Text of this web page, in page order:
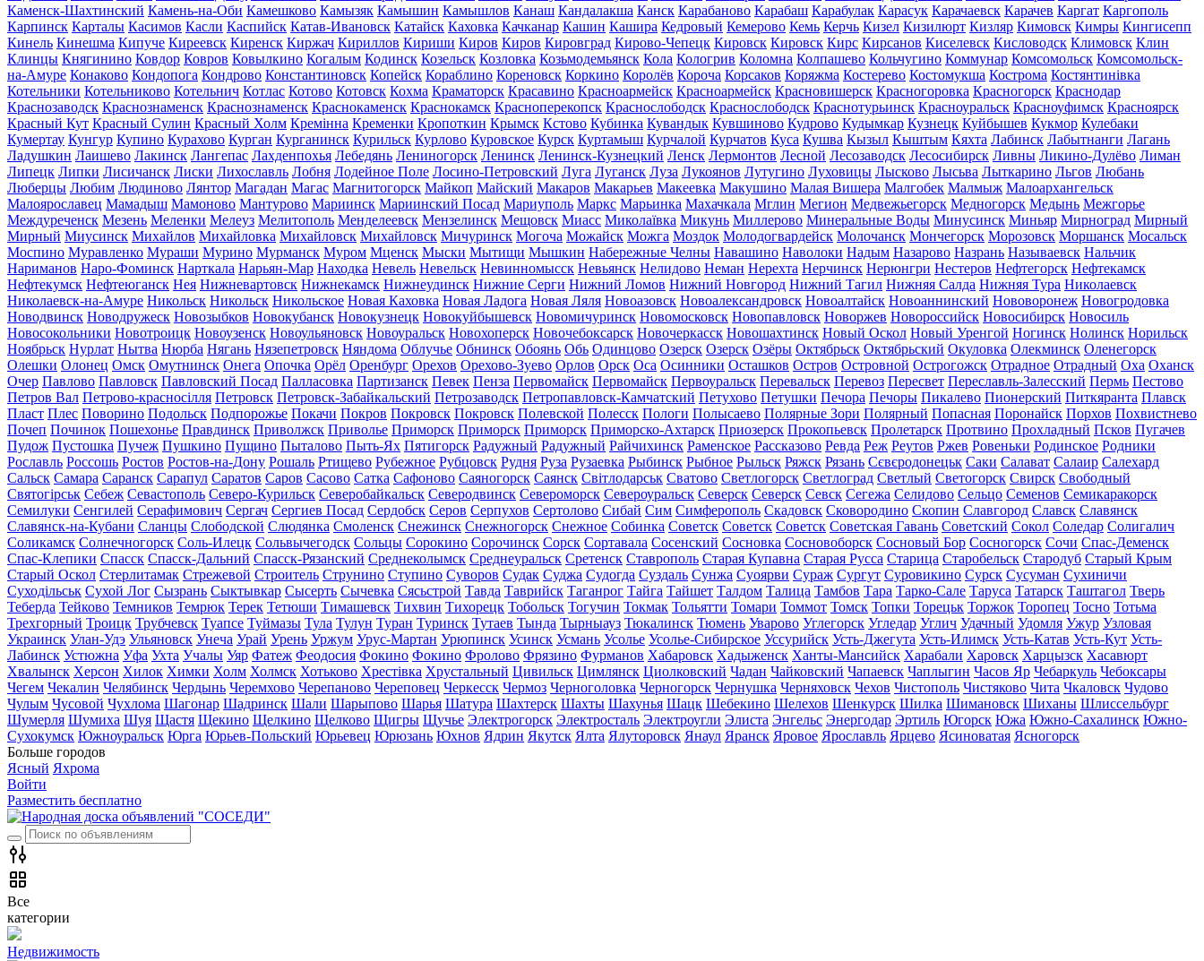
Каменск-Шахтинский Камень-на-Оби Камешково Камызяк Камышин Камышлов Канаш Кандалакша Канск Карабаново Карабаш Карабулак Карасук Карачаевск Карачев Каргат Каргополь
Карпинск Карталы Касимов Касли Каспийск Катав-Ивановск Катайск Каховка Качканар Кашин Кашира Кедровый Кемерово Кемь Керчь Кизел Кизилюрт Кизляр Кимовск Кимры Кингисепп
Кинель Кинешма Кипуче Киреевск Киренск Киржач Кириллов Кириши Киров Киров Кировград Кирово-Чепецк Кировск Кировск Кирс Кирсанов Киселевск Кисловодск Климовск Клин
Клинцы Княгинино Ковдор Ковров Ковылкино Когалым Кодинск Козельск Козловка Козьмодемьянск Кола Кологрив Коломна Колпашево Кольчугино Коммунар Комсомольск Комсомольск-
на-Амуре Конаково Кондопога Кондрово Константиновск Копейск Кораблино Кореновск Коркино Королёв Короча Корсаков Коряжма Костерево Костомукша Кострома Костянтинівка
Котельники Котельниково Котельнич Котлас Котово Котовск Кохма Краматорск Красавино Красноармейск Красноармейск Красновишерск Красногоровка Красногорск Краснодар
Краснозаводск Краснознаменск Краснознаменск Краснокаменск Краснокамск Красноперекопск Краснослободск Краснослободск Краснотурьинск Красноуральск Красноуфимск Красноярск
Красный Кут Красный Сулин Красный Холм Кремінна Кременки Кропоткин Крымск Кстово Кубинка Кувандык Кувшиново Кудрово Кудымкар Кузнецк Куйбышев Кукмор Кулебаки
Кумертау Кунгур Купино Курахово Курган Курганинск Курильск Курлово Куровское Курск Куртамыш Курчалой Курчатов Куса Кушва Кызыл Кыштым Кяхта Лабинск Лабытнанги Лагань
Ладушкин Лаишево Лакинск Лангепас Лахденпохья Лебедянь Лениногорск Ленинск Ленинск-Кузнецкий Ленск Лермонтов Лесной Лесозаводск Лесосибирск Ливны Ликино-Дулёво Лиман
Липецк Липки Лисичанск Лиски Лихославль Лобня Лодейное Поле Лосино-Петровский Луга Луганск Луза Лукоянов Лутугино Луховицы Лысково Лысьва Лыткарино Льгов Любань
Люберцы Любим Людиново Лянтор Магадан Магас Магнитогорск Майкоп Майский Макаров Макарьев Макеевка Макушино Малая Вишера Малгобек Малмыж Малоархангельск
Малоярославец Мамадыш Мамоново Мантурово Мариинск Мариинский Посад Мариуполь Маркс Марьинка Махачкала Мглин Мегион Медвежьегорск Медногорск Медынь Межгорье
Междуреченск Мезень Меленки Мелеуз Мелитополь Менделеевск Мензелинск Мещовск Миасс Миколаївка Микунь Миллерово Минеральные Воды Минусинск Миньяр Мирноград Мирный
Мирный Миусинск Михайлов Михайловка Михайловск Михайловск Мичуринск Могоча Можайск Можга Моздок Молодогвардейск Молочанск Мончегорск Морозовск Моршанск Мосальск
Моспино Муравленко Мураши Мурино Мурманск Муром Мценск Мыски Мытищи Мышкин Набережные Челны Навашино Наволоки Надым Назарово Назрань Называевск Нальчик
Нариманов Наро-Фоминск Нарткала Нарьян-Мар Находка Невель Невельск Невинномысск Невьянск Нелидово Неман Нерехта Нерчинск Нерюнгри Нестеров Нефтегорск Нефтекамск
Нефтекумск Нефтеюганск Нея Нижневартовск Нижнекамск Нижнеудинск Нижние Серги Нижний Ломов Нижний Новгород Нижний Тагил Нижняя Салда Нижняя Тура Николаевск
Николаевск-на-Амуре Никольск Никольск Никольское Новая Каховка Новая Ладога Новая Ляля Новоазовск Новоалександровск Новоалтайск Новоаннинский Нововоронеж Новогродовка
Новодвинск Новодружеск Новозыбков Новокубанск Новокузнецк Новокуйбышевск Новомичуринск Новомосковск Новопавловск Новоржев Новороссийск Новосибирск Новосиль
Новосокольники Новотроицк Новоузенск Новоульяновск Новоуральск Новохоперск Новочебоксарск Новочеркасск Новошахтинск Новый Оскол Новый Уренгой Ногинск Нолинск Норильск
Ноябрьск Нурлат Нытва Нюрба Нягань Нязепетровск Няндома Облучье Обнинск Обоянь Обь Одинцово Озерск Озерск Озёры Октябрьск Октябрьский Окуловка Олекминск Оленегорск
Олешки Олонец Омск Омутнинск Онега Опочка Орёл Оренбург Орехов Орехово-Зуево Орлов Орск Оса Осинники Осташков Остров Островной Острогожск Отрадное Отрадный Оха Оханск
Очер Павлово Павловск Павловский Посад Палласовка Партизанск Певек Пенза Первомайск Первомайск Первоуральск Перевальск Перевоз Пересвет Переславль-Залесский Пермь Пестово
Петров Вал Петрово-красносілля Петровск Петровск-Забайкальский Петрозаводск Петропавловск-Камчатский Петухово Петушки Печора Печоры Пикалево Пионерский Питкяранта Плавск
Пласт Плес Поворино Подольск Подпорожье Покачи Покров Покровск Покровск Полевской Полесск Пологи Полысаево Полярные Зори Полярный Попасная Поронайск Порхов Похвистнево
Почеп Починок Пошехонье Правдинск Приволжск Приволье Приморск Приморск Приморск Приморско-Ахтарск Приозерск Прокопьевск Пролетарск Протвино Прохладный Псков Пугачев
Пудож Пустошка Пучеж Пушкино Пущино Пыталово Пыть-Ях Пятигорск Радужный Радужный Райчихинск Раменское Рассказово Ревда Реж Реутов Ржев Ровеньки Родинское Родники
Рославль Россошь Ростов Ростов-на-Дону Рошаль Ртищево Рубежное Рубцовск Рудня Руза Рузаевка Рыбинск Рыбное Рыльск Ряжск Рязань Сєвєродонецьк Саки Салават Салаир Салехард
Сальск Самара Саранск Сарапул Саратов Саров Сасово Сатка Сафоново Саяногорск Саянск Світлодарськ Сватово Светлогорск Светлоград Светлый Светогорск Свирск Свободный
Святогірськ Себеж Севастополь Северо-Курильск Северобайкальск Северодвинск Североморск Североуральск Северск Северск Севск Сегежа Селидово Сельцо Семенов Семикаракорск
Семилуки Сенгилей Серафимович Сергач Сергиев Посад Сердобск Серов Серпухов Сертолово Сибай Сим Симферополь Скадовск Сковородино Скопин Славгород Славск Славянск
Славянск-на-Кубани Сланцы Слободской Слюдянка Смоленск Снежинск Снежногорск Снежное Собинка Советск Советск Советск Советская Гавань Советский Сокол Соледар Солигалич
Соликамск Солнечногорск Соль-Илецк Сольвычегодск Сольцы Сорокино Сорочинск Сорск Сортавала Сосенский Сосновка Сосновоборск Сосновый Бор Сосногорск Сочи Спас-Деменск
Спас-Клепики Спасск Спасск-Дальний Спасск-Рязанский Среднеколымск Среднеуральск Сретенск Ставрополь Старая Купавна Старая Русса Старица Старобельск Стародуб Старый Крым
Старый Оскол Стерлитамак Стрежевой Строитель Струнино Ступино Суворов Судак Суджа Судогда Суздаль Сунжа Суоярви Сураж Сургут Суровикино Сурск Сусуман Сухиничи
Суходільськ Сухой Лог Сызрань Сыктывкар Сысерть Сычевка Сясьстрой Тавда Таврийск Таганрог Тайга Тайшет Талдом Талица Тамбов Тара Тарко-Сале Таруса Татарск Таштагол Тверь
Теберда Тейково Темников Темрюк Терек Тетюши Тимашевск Тихвин Тихорецк Тобольск Тогучин Токмак Тольятти Томари Томмот Томск Топки Торецьк Торжок Торопец Тосно Тотьма
Трехгорный Троицк Трубчевск Туапсе Туймазы Тула Тулун Туран Туринск Тутаев Тында Тырныауз Тюкалинск Тюмень Уварово Углегорск Угледар Углич Удачный Удомля Ужур Узловая
Украинск Улан-Удэ Ульяновск Унеча Урай Урень Уржум Урус-Мартан Урюпинск Усинск Усмань Усолье Усолье-Сибирское Уссурийск Усть-Джегута Усть-Илимск Усть-Катав Усть-Кут Усть-
Лабинск Устюжна Уфа Ухта Учалы Уяр Фатеж Феодосия Фокино Фокино Фролово Фрязино Фурманов Хабаровск Хадыженск Ханты-Мансийск Харабали Харовск Харцызск Хасавюрт
Хвалынск Херсон Хилок Химки Холм Холмск Хотьково Хрестівка Хрустальный Цивильск Цимлянск Циолковский Чадан Чайковский Чапаевск Чаплыгин Часов Яр Чебаркуль Чебоксары
Чегем Чекалин Челябинск Чердынь Черемхово Черепаново Череповец Черкесск Чермоз Черноголовка Черногорск Чернушка Черняховск Чехов Чистополь Чистяково Чита Чкаловск Чудово
Чулым Чусовой Чухлома Шагонар Шадринск Шали Шарыпово Шарья Шатура Шахтерск Шахты Шахунья Шацк Шебекино Шелехов Шенкурск Шилка Шимановск Шиханы Шлиссельбург
Шумерля Шумиха Шуя Щастя Щекино Щелкино Щелково Щигры Щучье Электрогорск Электросталь Электроугли Элиста Энгельс Энергодар Эртиль Югорск Южа Южно-Сахалинск Южно-
Сухокумск Южноуральск Юрга Юрьев-Польский Юрьевец Юрюзань Юхнов Ядрин Якутск Ялта Ялуторовск Янаул Яранск Яровое Ярославль Ярцево Ясиноватая Ясногорск
Больше городов
Ясный Яхрома
Войти
Разместить бесплатно
Все
категории
Недвижимость